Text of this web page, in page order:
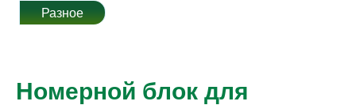
Разное
Номерной блок для